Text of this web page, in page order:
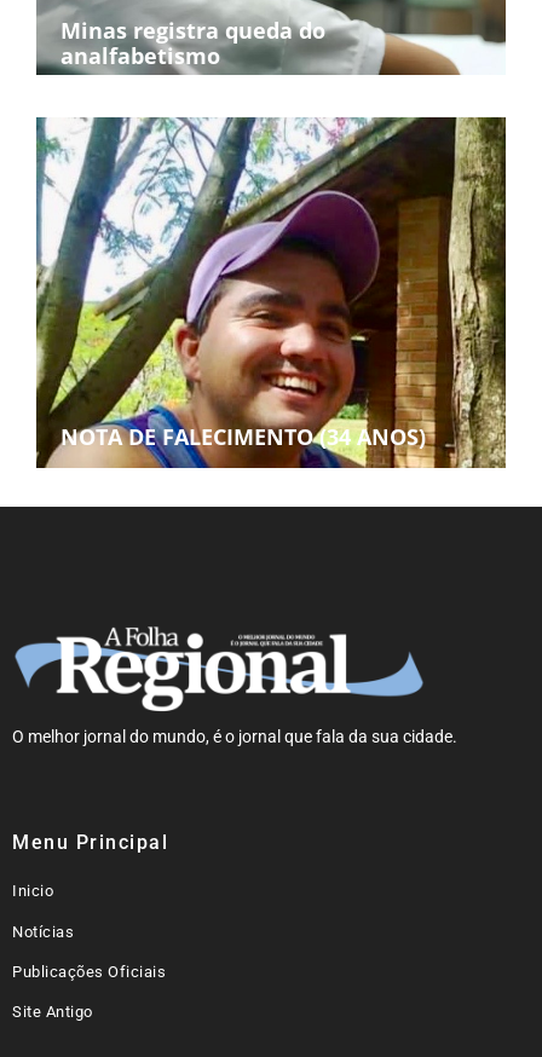
Minas registra queda do
analfabetismo
NOTA DE FALECIMENTO (34 ANOS)
O melhor jornal do mundo, é o jornal que fala da sua cidade.
Menu Principal
Inicio
Notícias
Publicações Oficiais
Site Antigo